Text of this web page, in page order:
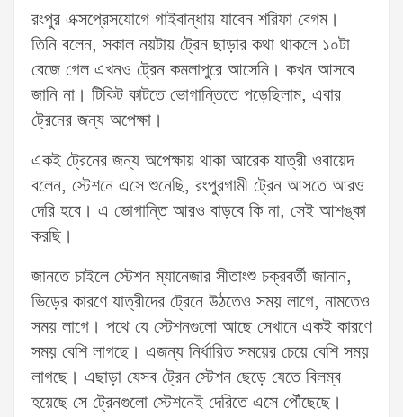
রংপুর এক্সপ্রেসযোগে গাইবান্ধায় যাবেন শরিফা বেগম।
তিনি বলেন, সকাল নয়টায় ট্রেন ছাড়ার কথা থাকলে ১০টা
বেজে গেল এখনও ট্রেন কমলাপুরে আসেনি। কখন আসবে
জানি না। টিকিট কাটতে ভোগান্তিতে পড়েছিলাম, এবার
ট্রেনের জন্য অপেক্ষা।
একই ট্রেনের জন্য অপেক্ষায় থাকা আরেক যাত্রী ওবায়েদ
বলেন, স্টেশনে এসে শুনেছি, রংপুরগামী ট্রেন আসতে আরও
দেরি হবে। এ ভোগান্তি আরও বাড়বে কি না, সেই আশঙ্কা
করছি।
জানতে চাইলে স্টেশন ম্যানেজার সীতাংশু চক্রবর্তী জানান,
ভিড়ের কারণে যাত্রীদের ট্রেনে উঠতেও সময় লাগে, নামতেও
সময় লাগে। পথে যে স্টেশনগুলো আছে সেখানে একই কারণে
সময় বেশি লাগছে। এজন্য নির্ধারিত সময়ের চেয়ে বেশি সময়
লাগছে। এছাড়া যেসব ট্রেন স্টেশন ছেড়ে যেতে বিলম্ব
হয়েছে সে ট্রেনগুলো স্টেশনেই দেরিতে এসে পৌঁছেছে।